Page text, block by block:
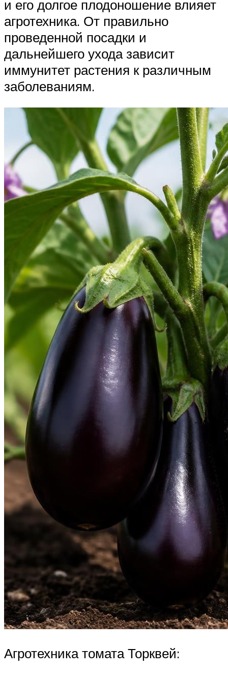
и его долгое плодоношение влияет
агротехника. От правильно
проведенной посадки и
дальнейшего ухода зависит
иммунитет растения к различным
заболеваниям.
Агротехника томата Торквей: